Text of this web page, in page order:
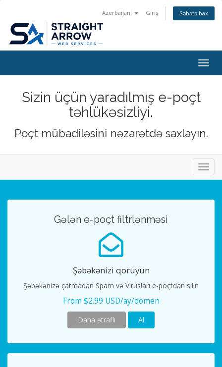
Azerbaijani Giriş Səbətə bax
Sizin üçün yaradılmış e-poçt
təhlükəsizliyi.
Poçt mübadiləsini nəzarətdə saxlayın.
keçid
Gələn e-poçt filtrlənməsi
Şəbəkənizi qoruyun
Şəbəkənizə çatmadan Spam və Virusları e-poçtdan silin
From $2.99 USD/ay/domen
Daha ətraflı Al